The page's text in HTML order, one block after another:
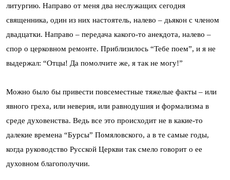
литургию. Направо от меня два неслужащих сегодня
священника, один из них настоятель, налево – дьякон с членом
двадцатки. Направо – передача какого-то анекдота, налево –
спор о церковном ремонте. Приблизилось “Тебе поем”, и я не
выдержал: “Отцы! Да помолчите же, я так не могу!”
Можно было бы привести повсеместные тяжелые факты – или
явного греха, или неверия, или равнодушия и формализма в
среде духовенства. Ведь все это происходит не в какие-то
далекие времена “Бурсы” Помяловского, а в те самые годы,
когда руководство Русской Церкви так смело говорит о ее
духовном благополучии.